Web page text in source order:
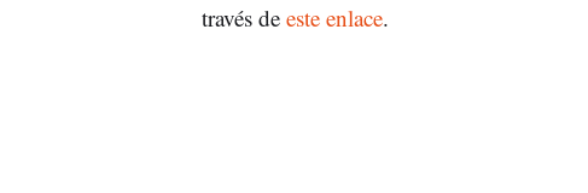
través de este enlace.